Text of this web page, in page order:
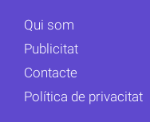
Qui som
Publicitat
Contacte
Política de privacitat